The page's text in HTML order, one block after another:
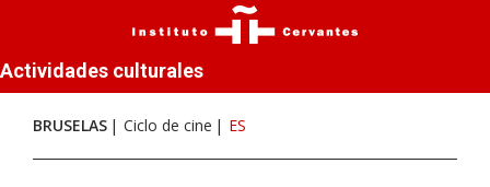
Actividades culturales
BRUSELAS Ciclo de cine ES